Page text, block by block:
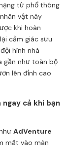
từ phổ thông
vật này
khi hoàn
cảm giác sưu
hình nhà
gần như toàn bộ
lên đỉnh cao
cả khi bạn
AdVenture
mặt vào màn